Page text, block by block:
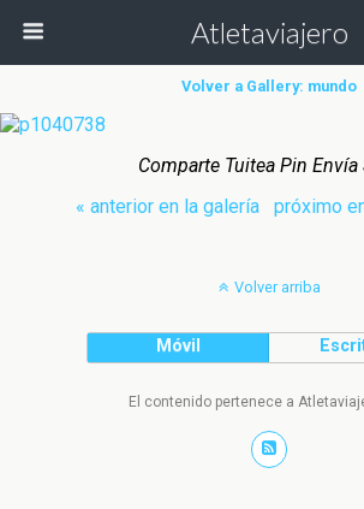
Atletaviajero
Volver a Gallery: mundo
Comparte Tuitea Pin Envía
« anterior en la galería
próximo
Volver arriba
Móvil
El contenido pertenece a